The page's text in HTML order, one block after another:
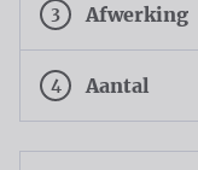
3 Afwerking
4 Aantal